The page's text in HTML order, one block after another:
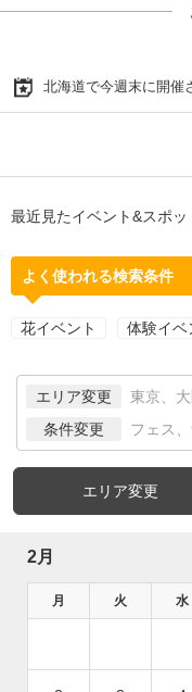
北海道で今週末に開催
最近見たイベント&スポッ
よく使われる検索条件
花イベント 体験イベ
エリア変更 東京、
条件変更 フェス
エリア変更
2月
月 火 水